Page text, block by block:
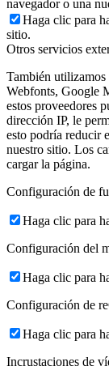
navegador o una
Haga clic para
sitio.
Otros servicios
También
Webfonts, Google
estos proveedores
dirección IP, le
esto podría reducir
nuestro sitio. Los
cargar la página.
Configuración de
Haga clic para
Configuración del
Haga clic para
Configuración de
Haga clic para
Incrustaciones de